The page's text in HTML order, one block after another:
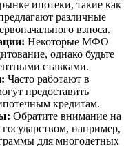
ипотеки, такие как
различные
взноса.
Некоторые МФО
однако будьте
ставками.
Часто работают в
предоставить
кредитам.
Обратите внимание на
например,
для многодетных